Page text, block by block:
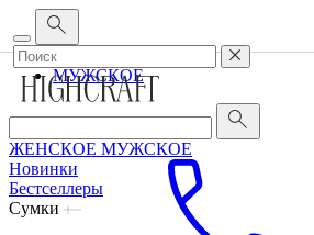
Корпоративным клиентам
ЖЕНСКОЕ
МУЖСКОЕ
ЖЕНСКОЕ МУЖСКОЕ
Новинки
Бестселлеры
Сумки